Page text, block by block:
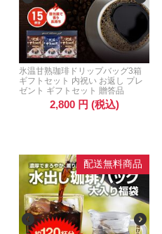
氷温甘熟珈琲ドリップバッグ3箱
ギフトセット 内祝い お返し プレ
ゼント ギフトセット 贈答品
2,800 円 (税込)
配送無料商品